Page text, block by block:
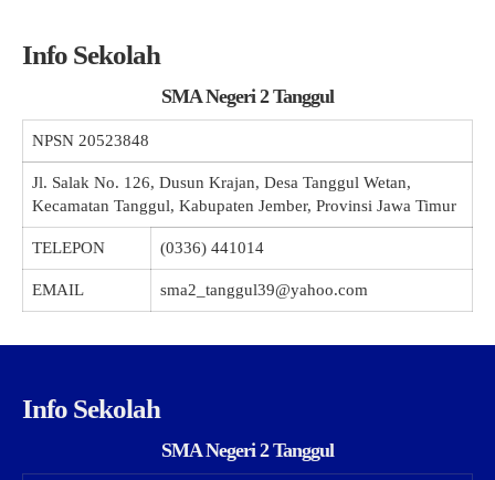
Info Sekolah
SMA Negeri 2 Tanggul
NPSN 20523848
Jl. Salak No. 126, Dusun Krajan, Desa Tanggul Wetan,
Kecamatan Tanggul, Kabupaten Jember, Provinsi Jawa Timur
TELEPON (0336) 441014
EMAIL sma2_tanggul39@yahoo.com
Info Sekolah
SMA Negeri 2 Tanggul